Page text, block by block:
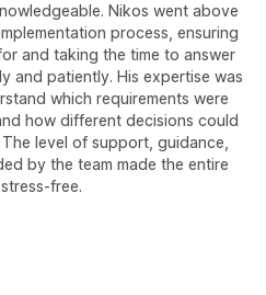
Nikos went above
process, ensuring
and taking the time to answer
and patiently. His expertise was
which requirements were
how different decisions could
level of support, guidance,
by the team made the entire
free.